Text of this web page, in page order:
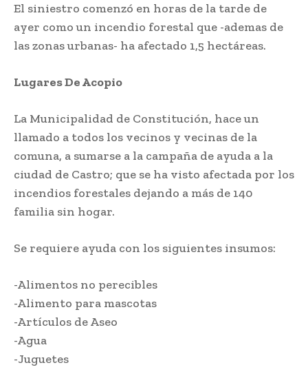
El siniestro comenzó en horas de la tarde de
ayer como un incendio forestal que -ademas de
las zonas urbanas- ha afectado 1,5 hectáreas.
Lugares De Acopio
La Municipalidad de Constitución, hace un
llamado a todos los vecinos y vecinas de la
comuna, a sumarse a la campaña de ayuda a la
ciudad de Castro; que se ha visto afectada por los
incendios forestales dejando a más de 140
familia sin hogar.
Se requiere ayuda con los siguientes insumos:
-Alimentos no perecibles
-Alimento para mascotas
-Artículos de Aseo
-Agua
-Juguetes